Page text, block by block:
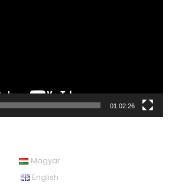
01:02:26
Magyar
English